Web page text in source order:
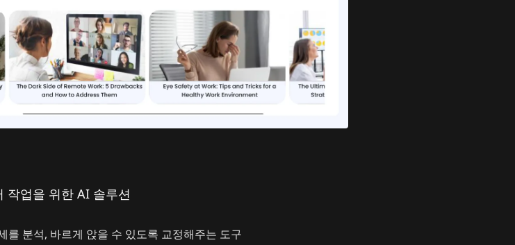
작업을 위한 AI 솔루션
를 분석, 바르게 앉을 수 있도록 교정해주는 도구